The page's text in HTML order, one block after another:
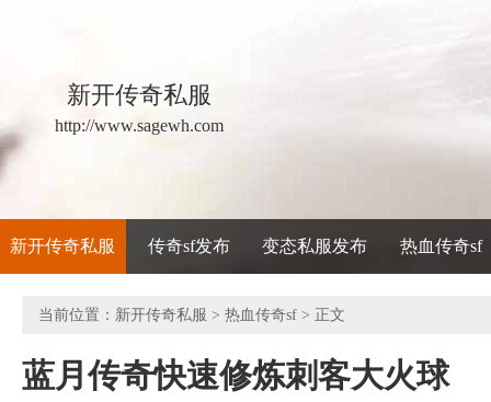
新开传奇私服
http://www.sagewh.com
新开传奇私服 传奇sf发布 变态私服发布 热血传奇sf
当前位置： 新开传奇私服 > 热血传奇sf > 正文
蓝月传奇快速修炼刺客大火球